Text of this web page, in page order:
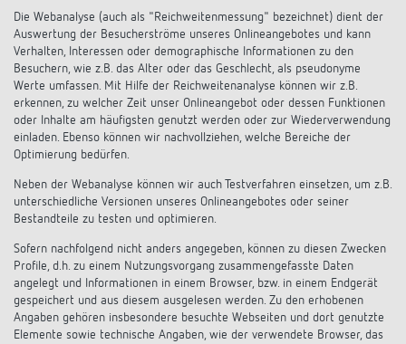
Die Webanalyse (auch als "Reichweitenmessung" bezeichnet) dient der
Auswertung der Besucherströme unseres Onlineangebotes und kann
Verhalten, Interessen oder demographische Informationen zu den
Besuchern, wie z.B. das Alter oder das Geschlecht, als pseudonyme
Werte umfassen. Mit Hilfe der Reichweitenanalyse können wir z.B.
erkennen, zu welcher Zeit unser Onlineangebot oder dessen Funktionen
oder Inhalte am häufigsten genutzt werden oder zur Wiederverwendung
einladen. Ebenso können wir nachvollziehen, welche Bereiche der
Optimierung bedürfen.
Neben der Webanalyse können wir auch Testverfahren einsetzen, um z.B.
unterschiedliche Versionen unseres Onlineangebotes oder seiner
Bestandteile zu testen und optimieren.
Sofern nachfolgend nicht anders angegeben, können zu diesen Zwecken
Profile, d.h. zu einem Nutzungsvorgang zusammengefasste Daten
angelegt und Informationen in einem Browser, bzw. in einem Endgerät
gespeichert und aus diesem ausgelesen werden. Zu den erhobenen
Angaben gehören insbesondere besuchte Webseiten und dort genutzte
Elemente sowie technische Angaben, wie der verwendete Browser, das